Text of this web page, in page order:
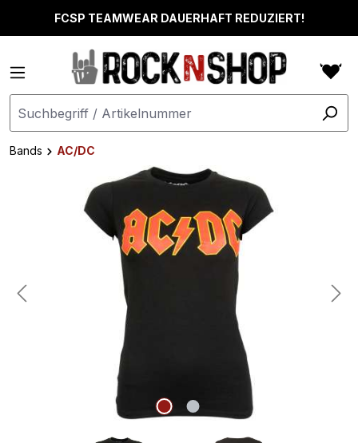
springenFCSP TEAMWEAR DAUERHAFT REDUZIERT!
Bands
AC/DC
Bildergalerie überspringen